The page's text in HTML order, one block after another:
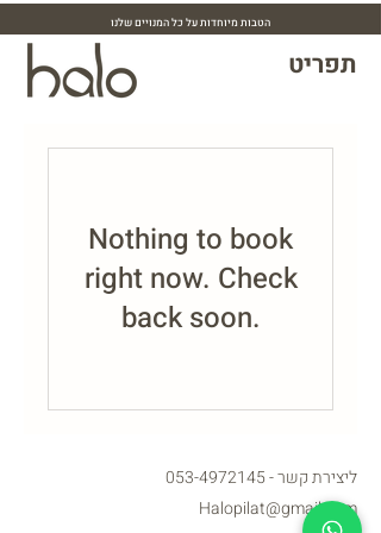
תפריט
הטבות מיוחדות על כל המנויים שלנו
Nothing to book
right now. Check
back soon.
ליצירת קשר -053-4972145
Halopilat@gmail.com